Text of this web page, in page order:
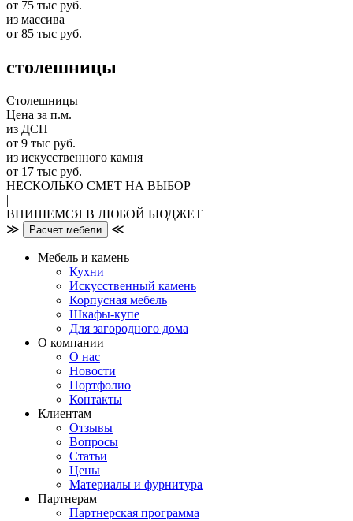
от 75 тыс руб.
из массива
от 85 тыс руб.
столешницы
Столешницы
Цена за п.м.
из ДСП
от 9 тыс руб.
из искусственного камня
от 17 тыс руб.
НЕСКОЛЬКО СМЕТ НА ВЫБОР
|
ВПИШЕМСЯ В ЛЮБОЙ БЮДЖЕТ
≫
Расчет мебели ≪
Мебель и камень
Кухни
Искусственный камень
Корпусная мебель
Шкафы-купе
Для загородного дома
О компании
О нас
Новости
Портфолио
Контакты
Клиентам
Отзывы
Вопросы
Статьи
Цены
Материалы и фурнитура
Партнерам
Партнерская программа